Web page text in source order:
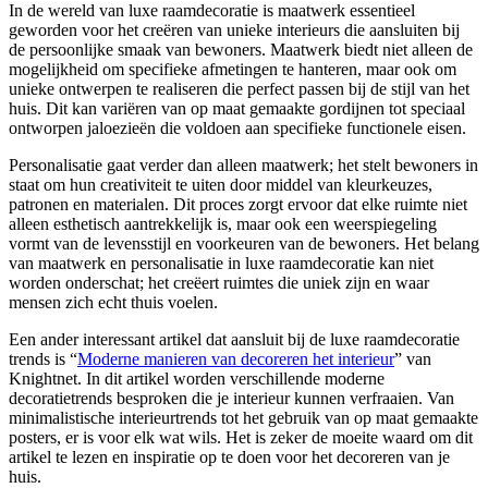
In de wereld van luxe raamdecoratie is maatwerk essentieel
geworden voor het creëren van unieke interieurs die aansluiten bij
de persoonlijke smaak van bewoners. Maatwerk biedt niet alleen de
mogelijkheid om specifieke afmetingen te hanteren, maar ook om
unieke ontwerpen te realiseren die perfect passen bij de stijl van het
huis. Dit kan variëren van op maat gemaakte gordijnen tot speciaal
ontworpen jaloezieën die voldoen aan specifieke functionele eisen.
Personalisatie gaat verder dan alleen maatwerk; het stelt bewoners in
staat om hun creativiteit te uiten door middel van kleurkeuzes,
patronen en materialen. Dit proces zorgt ervoor dat elke ruimte niet
alleen esthetisch aantrekkelijk is, maar ook een weerspiegeling
vormt van de levensstijl en voorkeuren van de bewoners. Het belang
van maatwerk en personalisatie in luxe raamdecoratie kan niet
worden onderschat; het creëert ruimtes die uniek zijn en waar
mensen zich echt thuis voelen.
Een ander interessant artikel dat aansluit bij de luxe raamdecoratie
trends is “Moderne manieren van decoreren het interieur” van
Knightnet. In dit artikel worden verschillende moderne
decoratietrends besproken die je interieur kunnen verfraaien. Van
minimalistische interieurtrends tot het gebruik van op maat gemaakte
posters, er is voor elk wat wils. Het is zeker de moeite waard om dit
artikel te lezen en inspiratie op te doen voor het decoreren van je
huis.